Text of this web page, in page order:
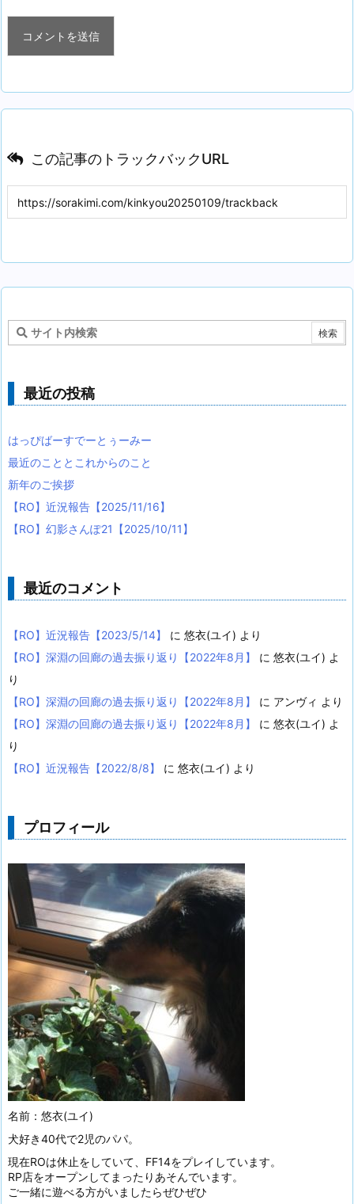
この記事のトラックバックURL
最近の投稿
はっぴばーすでーとぅーみー
最近のこととこれからのこと
新年のご挨拶
【RO】近況報告【2025/11/16】
【RO】幻影さんぽ21【2025/10/11】
最近のコメント
【RO】近況報告【2023/5/14】 に 悠衣(ユイ) より
【RO】深淵の回廊の過去振り返り【2022年8月】
に 悠衣(ユイ) よ
り
【RO】深淵の回廊の過去振り返り【2022年8月】
に アンヴィ より
【RO】深淵の回廊の過去振り返り【2022年8月】
に 悠衣(ユイ) よ
り
【RO】近況報告【2022/8/8】
に 悠衣(ユイ) より
プロフィール
名前：悠衣(ユイ)
犬好き40代で2児のパパ。
現在ROは休止をしていて、FF14をプレイしています。
RP店をオープンしてまったりあそんでいます。
ご一緒に遊べる方がいましたらぜひぜひ